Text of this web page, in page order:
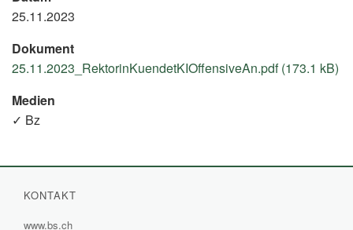
25.11.2023
Dokument
25.11.2023_RektorinKuendetKIOffensiveAn.pdf (173.1 kB)
Medien
✓ Bz
KONTAKT
www.bs.ch